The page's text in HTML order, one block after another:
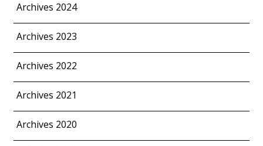
Archives 2024
Archives 2023
Archives 2022
Archives 2021
Archives 2020